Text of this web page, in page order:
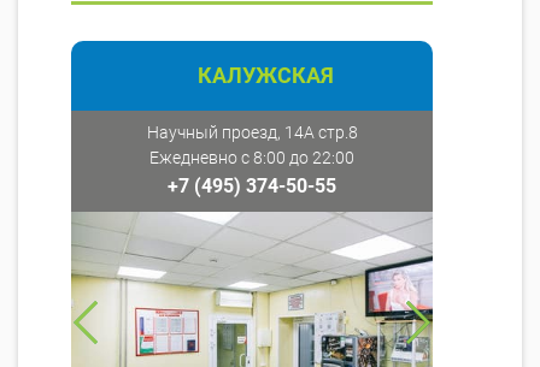
КАЛУЖСКАЯ
Научный проезд, 14А стр.8
Ежедневно с 8:00 до 22:00
+7 (495) 374-50-55